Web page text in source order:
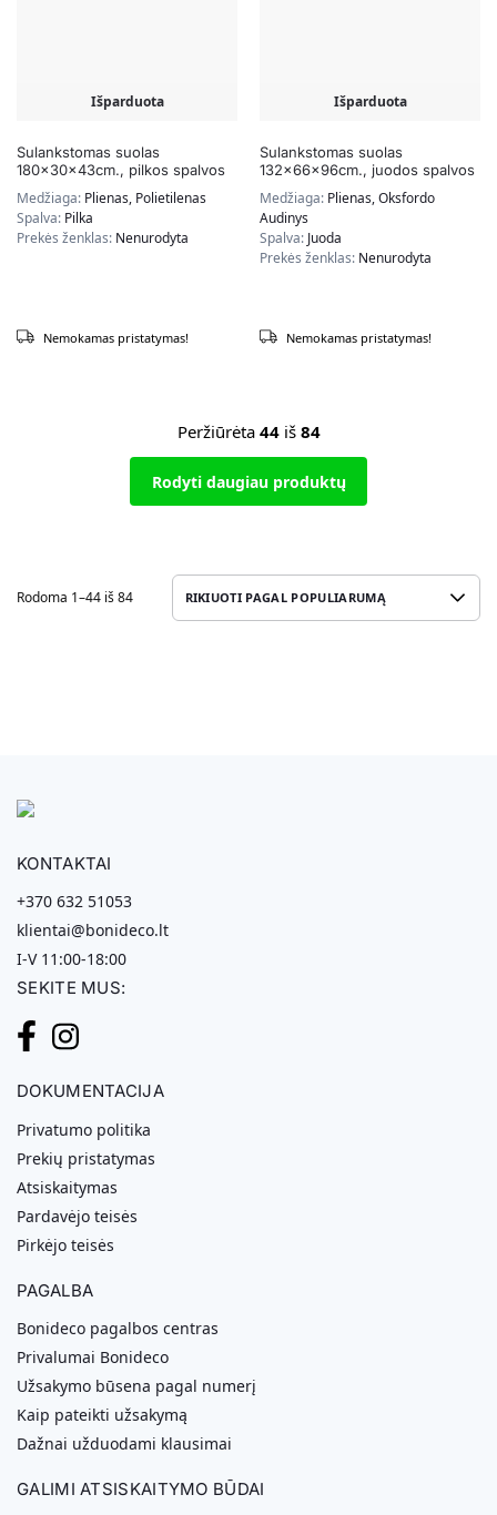
Išparduota
Sulankstomas suolas
180x30x43cm., pilkos spalvos
Medžiaga: Plienas, Polietilenas
Spalva: Pilka
Prekės ženklas: Nenurodyta
Nemokamas pristatymas!
Išparduota
Sulankstomas suolas
132x66x96cm., juodos spalvos
Medžiaga: Plienas, Oksfordo
Audinys
Spalva: Juoda
Prekės ženklas: Nenurodyta
Nemokamas pristatymas!
Peržiūrėta 44iš 84
Rodyti daugiau produktų
Rodoma 1–44 iš 84
KONTAKTAI
+370 632 51053
klientai@bonideco.lt
I-V 11:00-18:00
SEKITE MUS:
DOKUMENTACIJA
Privatumo politika
Prekių pristatymas
Atsiskaitymas
Pardavėjo teisės
Pirkėjo teisės
PAGALBA
Bonideco pagalbos centras
Privalumai Bonideco
Užsakymo būsena pagal numerį
Kaip pateikti užsakymą
Dažnai užduodami klausimai
GALIMI ATSISKAITYMO BŪDAI